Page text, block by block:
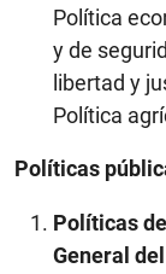
Política
y de
libertad y
Política
Políticas
Políticas
General